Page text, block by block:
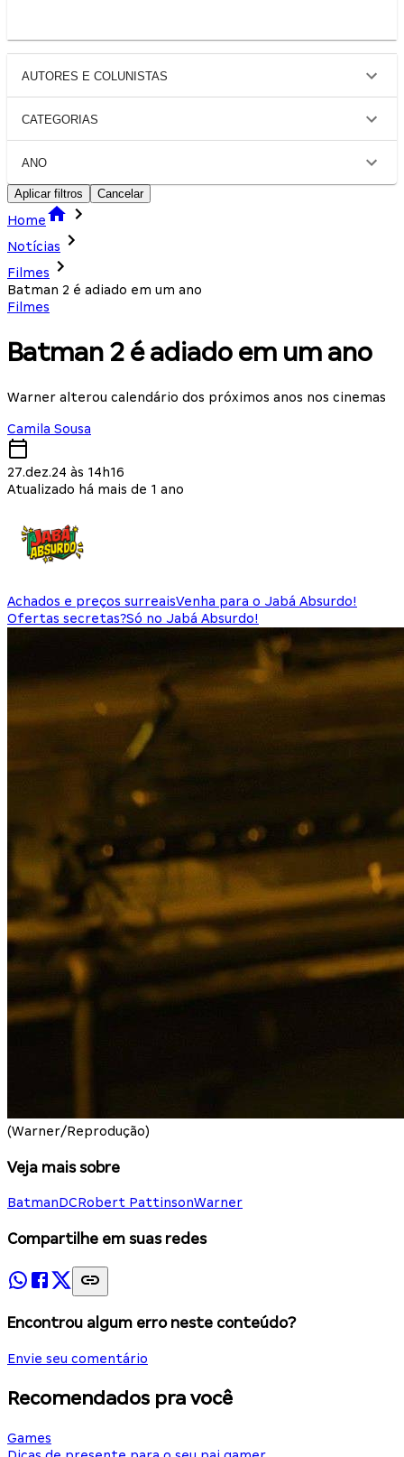
AUTORES E COLUNISTAS
CATEGORIAS
ANO
Aplicar filtros Cancelar
Home
Notícias
Filmes
Batman 2 é adiado em um ano
Filmes
Batman 2 é adiado em um ano
Warner alterou calendário dos próximos anos nos cinemas
Camila Sousa
27.dez.24 às 14h16
Atualizado há mais de 1 ano
Achados e preços surreaisVenha para o Jabá Absurdo!
Ofertas secretas?Só no Jabá Absurdo!
(Warner/Reprodução)
Veja mais sobre
BatmanDCRobert PattinsonWarner
Compartilhe em suas redes
Encontrou algum erro neste conteúdo?
Envie seu comentário
Recomendados pra você
Games